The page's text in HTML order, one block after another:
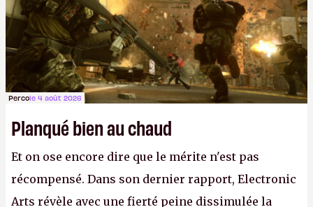
Percole 4 août 2026
Planqué bien au chaud
Et on ose encore dire que le mérite n'est pas
récompensé. Dans son dernier rapport, Electronic
Arts révèle avec une fierté peine dissimulée la